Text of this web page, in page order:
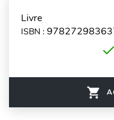
Livre
ISBN :